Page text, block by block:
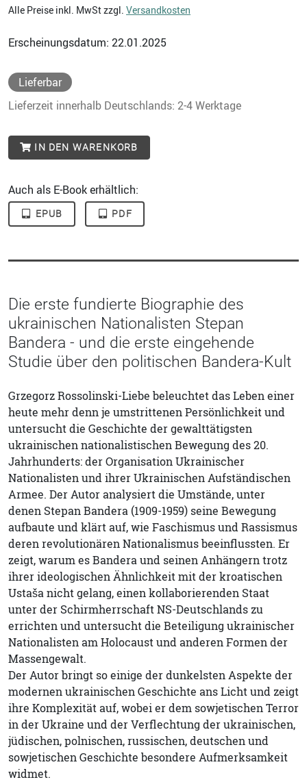
Alle Preise inkl. MwSt zzgl. Versandkosten
Erscheinungsdatum: 22.01.2025
Lieferbar
Lieferzeit innerhalb Deutschlands: 2-4 Werktage
IN DEN WARENKORB
Auch als E-Book erhältlich:
EPUB PDF
Die erste fundierte Biographie des
ukrainischen Nationalisten Stepan
Bandera - und die erste eingehende
Studie über den politischen Bandera-Kult
Grzegorz Rossolinski-Liebe beleuchtet das Leben einer
heute mehr denn je umstrittenen Persönlichkeit und
untersucht die Geschichte der gewalttätigsten
ukrainischen nationalistischen Bewegung des 20.
Jahrhunderts: der Organisation Ukrainischer
Nationalisten und ihrer Ukrainischen Aufständischen
Armee. Der Autor analysiert die Umstände, unter
denen Stepan Bandera (1909-1959) seine Bewegung
aufbaute und klärt auf, wie Faschismus und Rassismus
deren revolutionären Nationalismus beeinflussten. Er
zeigt, warum es Bandera und seinen Anhängern trotz
ihrer ideologischen Ähnlichkeit mit der kroatischen
Ustaša nicht gelang, einen kollaborierenden Staat
unter der Schirmherrschaft NS-Deutschlands zu
errichten und untersucht die Beteiligung ukrainischer
Nationalisten am Holocaust und anderen Formen der
Massengewalt.
Der Autor bringt so einige der dunkelsten Aspekte der
modernen ukrainischen Geschichte ans Licht und zeigt
ihre Komplexität auf, wobei er dem sowjetischen Terror
in der Ukraine und der Verflechtung der ukrainischen,
jüdischen, polnischen, russischen, deutschen und
sowjetischen Geschichte besondere Aufmerksamkeit
widmet.